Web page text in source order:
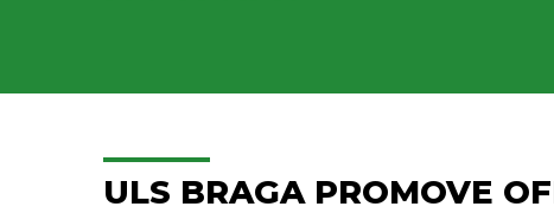
ULS BRAGA PROMOVE